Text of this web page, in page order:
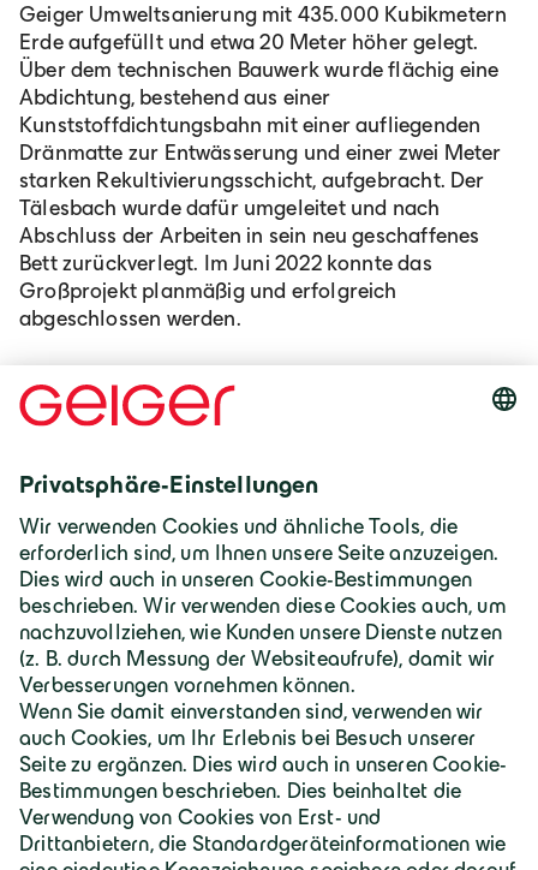
Zur Umweltsanierung
Geiger Umweltsanierung mit 435.000 Kubikmetern
Erde aufgefüllt und etwa 20 Meter höher gelegt.
Über dem technischen Bauwerk wurde flächig eine
Abdichtung, bestehend aus einer
Kunststoffdichtungsbahn mit einer aufliegenden
Dränmatte zur Entwässerung und einer zwei Meter
starken Rekultivierungsschicht, aufgebracht. Der
Tälesbach wurde dafür umgeleitet und nach
Abschluss der Arbeiten in sein neu geschaffenes
Bett zurückverlegt. Im Juni 2022 konnte das
Großprojekt planmäßig und erfolgreich
abgeschlossen werden.
Deutschland | Deutsch